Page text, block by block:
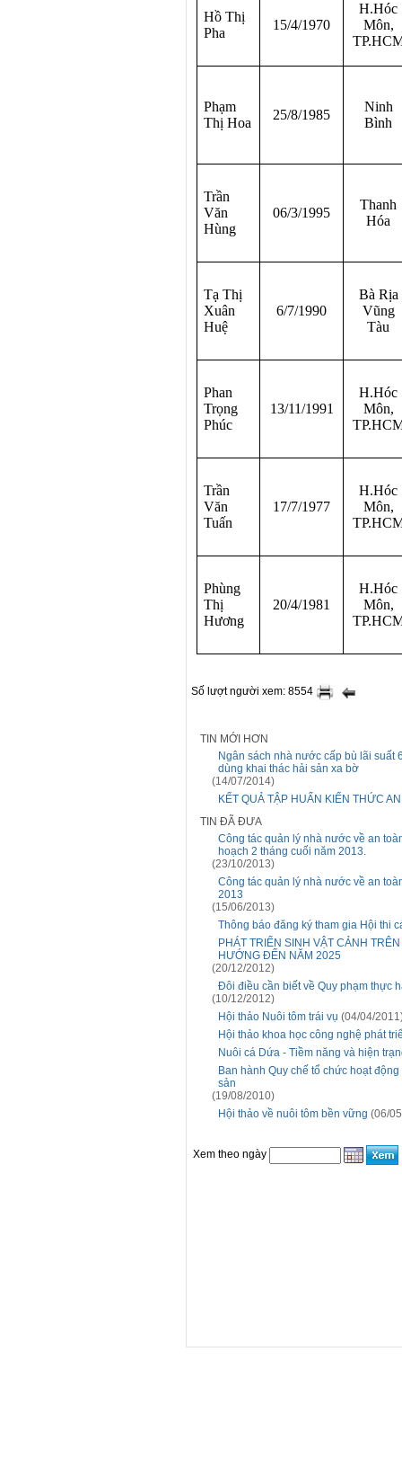
Hồ Thị
Pha
15/4/1970
H.Hóc
Môn,
Phạm
Thị Hoa
25/8/1985
Ninh
Bình
Trần
Văn
Hùng
06/3/1995
Thanh
Hóa
Tạ Thị
Xuân
Huệ
6/7/1990
Bà Rịa
Vũng
Tàu
Phan
Trọng
Phúc
13/11/1991
H.Hóc
Môn,
Trần
Văn
Tuấn
17/7/1977
H.Hóc
Môn,
Phùng
Thị
Hương
20/4/1981
H.Hóc
Môn,
Số lượt người xem: 8554
TIN MỚI HƠN
Ngân sách nhà nước cấp bù lãi suất
dùng khai thác hải sản xa bờ
(14/07/2014)
KẾT QUẢ TẬP HUẤN KIẾN THỨC
TIN ĐÃ ĐƯA
Công tác quản lý nhà nước về an
hoạch 2 tháng cuối năm 2013.
(23/10/2013)
Công tác quản lý nhà nước về an
2013
(15/06/2013)
Thông báo đăng ký tham gia Hội thi
PHÁT TRIỂN SINH VẬT CẢNH
HƯỚNG ĐẾN NĂM 2025
(20/12/2012)
Đôi điều cần biết về Quy phạm thực
(10/12/2012)
Hội thảo Nuôi tôm trái vụ (04/04/
Hội thảo khoa học công nghệ phát
Nuôi cá Dứa - Tiềm năng và hiện
Ban hành Quy chế tổ chức hoạt
sản
(19/08/2010)
Hội thảo về nuôi tôm bền vững (06/
Xem theo ngày